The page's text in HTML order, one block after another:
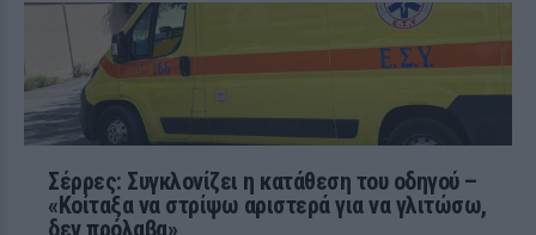
Σέρρες: Συγκλονίζει η κατάθεση του οδηγού –
«Κοίταξα να στρίψω αριστερά για να γλιτώσω,
δεν πρόλαβα»